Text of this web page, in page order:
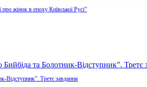
жінок в епоху Київської Русі”
Відступник”. Третє завдання